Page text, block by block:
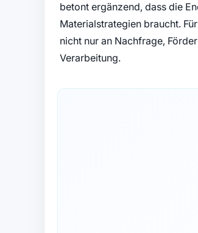
betont ergänzend, dass die
Materialstrategien braucht.
nicht nur an Nachfrage,
Verarbeitung.